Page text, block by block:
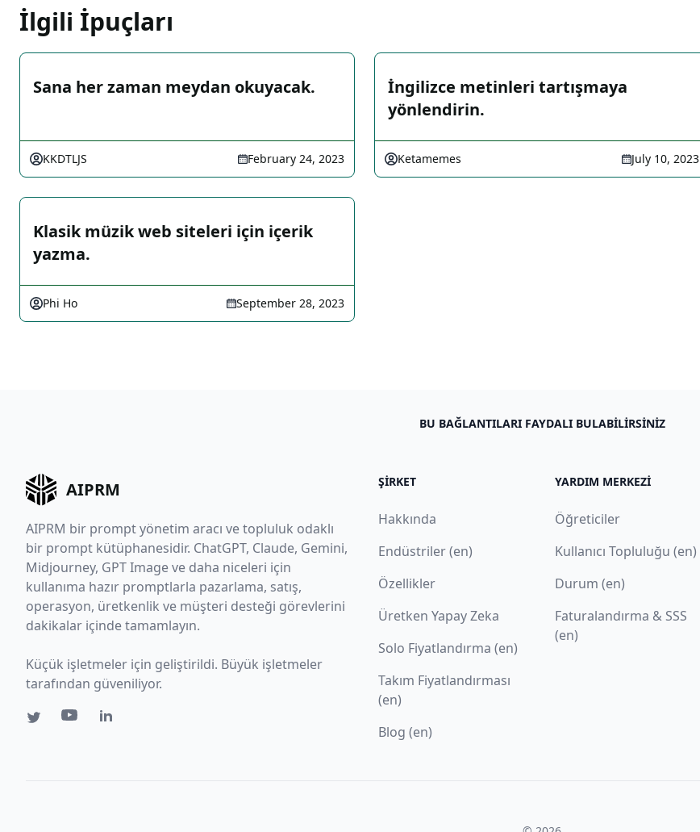
İlgili İpuçları
Sana her zaman meydan okuyacak.
KKDTLJS February 24, 2023
İngilizce metinleri tartışmaya
yönlendirin.
Ketamemes July 10, 2023
Klasik müzik web siteleri için içerik
yazma.
Phi Ho September 28, 2023
BU BAĞLANTILARI FAYDALI BULABILIRSINIZ
AIPRM
AIPRM bir prompt yönetim aracı ve topluluk odaklı
bir prompt kütüphanesidir. ChatGPT, Claude, Gemini,
Midjourney, GPT Image ve daha niceleri için
kullanıma hazır promptlarla pazarlama, satış,
operasyon, üretkenlik ve müşteri desteği görevlerini
dakikalar içinde tamamlayın.
Küçük işletmeler için geliştirildi. Büyük işletmeler
tarafından güveniliyor.
ŞIRKET
Hakkında
Endüstriler (en)
Özellikler
Üretken Yapay Zeka
Solo Fiyatlandırma (en)
Takım Fiyatlandırması
(en)
Blog (en)
YARDIM MERKEZI
Öğreticiler
Kullanıcı Topluluğu (en)
Durum (en)
Faturalandırma & SSS
(en)